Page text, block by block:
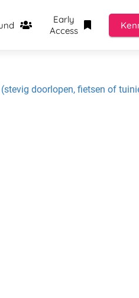
Early
Access
doorlopen, fietsen of